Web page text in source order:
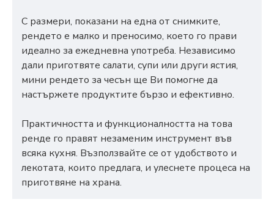
С размери, показани на една от снимките,
рендето е малко и преносимо, което го прави
идеално за ежедневна употреба. Независимо
дали приготвяте салати, супи или други ястия,
мини рендето за чесън ще Ви помогне да
настържете продуктите бързо и ефективно.
Практичността и функционалността на това
ренде го правят незаменим инструмент във
всяка кухня. Възползвайте се от удобството и
лекотата, които предлага, и улеснете процеса на
приготвяне на храна.